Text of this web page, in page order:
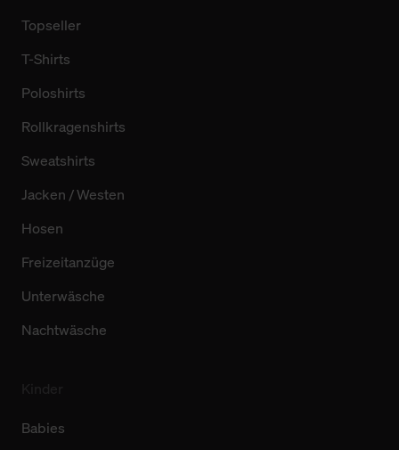
Topseller
T-Shirts
Poloshirts
Rollkragenshirts
Sweatshirts
Jacken / Westen
Hosen
Freizeitanzüge
Unterwäsche
Nachtwäsche
Babies